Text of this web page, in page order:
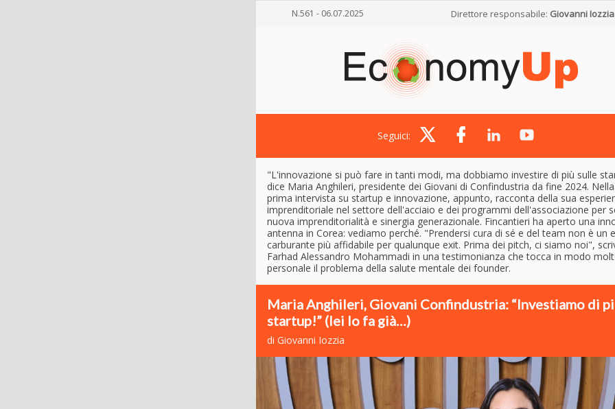
N.561 - 06.07.2025 Direttore responsabile: Giovanni Iozzia
Seguici:
"L'innovazione si può fare in tanti modi, ma dobbiamo investire di più sulle
dice Maria Anghileri, presidente dei Giovani di Confindustria da fine 2024.
prima intervista su startup e innovazione, appunto, racconta della sua
imprenditoriale nel settore dell'acciaio e dei programmi dell'associazione per
nuova imprenditorialità e sinergia generazionale. Fincantieri ha aperto una
antenna in Corea: vediamo perché. "Prendersi cura di sé e del team non è un
carburante più affidabile per qualunque exit. Prima dei pitch, ci siamo noi",
Farhad Alessandro Mohammadi in una testimonianza che tocca in modo
personale il problema della salute mentale dei founder.
Maria Anghileri, Giovani Confindustria: “Investiamo di
startup!” (lei lo fa già…)
di Giovanni Iozzia